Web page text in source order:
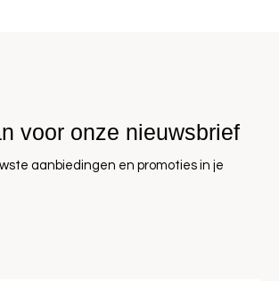
voor onze nieuwsbrief
aanbiedingen en promoties in je